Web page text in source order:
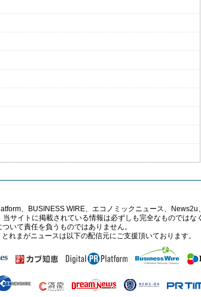
、BUSINESS WIRE、エコノミックニュース、
サイトに掲載されている情報は必ずしも完全なものでは
いて責任を負うものではありません。
とれまがニュースは以下の配信元にご支援頂いております。